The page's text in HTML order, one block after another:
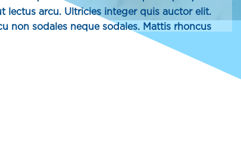
lectus arcu. Ultricies integer quis auctor elit.
non sodales neque sodales. Mattis rhoncus
Tempus egestas sed sed risus. Vestibulum sed